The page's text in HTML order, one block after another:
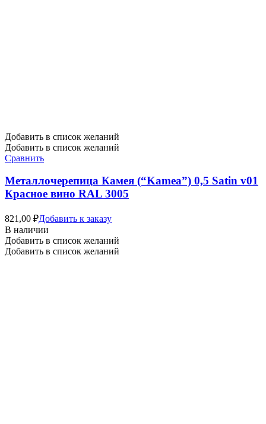
Добавить в список желаний
Добавить в список желаний
Сравнить
Металлочерепица Камея (“Kamea”) 0,5 Satin v01
Красное вино RAL 3005
821,00 ₽Добавить к заказу
В наличии
Добавить в список желаний
Добавить в список желаний